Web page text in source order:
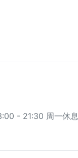
- 21:30 周一休息